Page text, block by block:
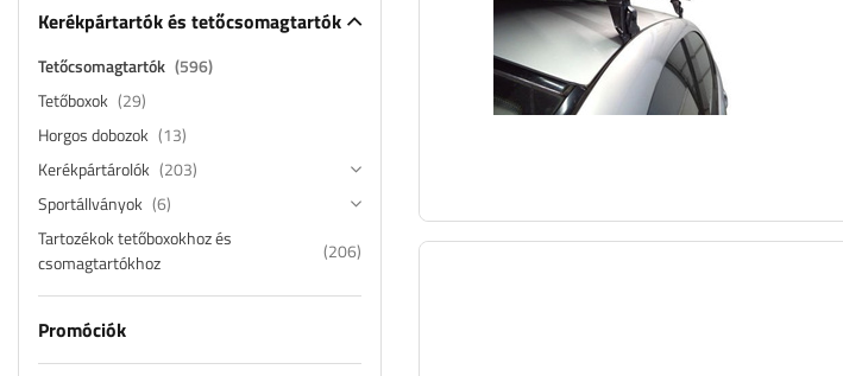
Kerékpártartók és tetőcsomagtartók
Tetőcsomagtartók (596)
Tetőboxok (29)
Horgos dobozok (13)
Kerékpártárolók (203)
Sportállványok (6)
Tartozékok tetőboxokhoz és
csomagtartókhoz
(206)
Promóciók